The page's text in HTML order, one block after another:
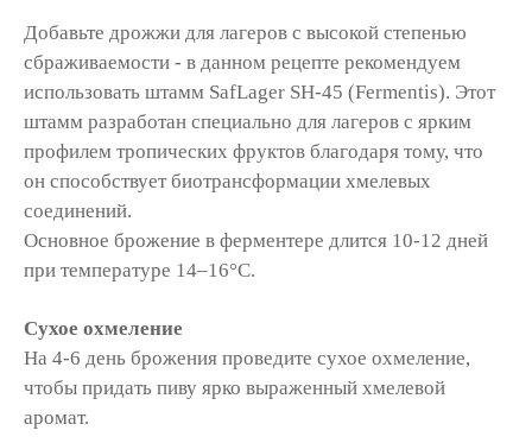
Добавьте дрожжи для лагеров с высокой степенью
сбраживаемости - в данном рецепте рекомендуем
использовать штамм SafLager SH-45 (Fermentis). Этот
штамм разработан специально для лагеров с ярким
профилем тропических фруктов благодаря тому, что
он способствует биотрансформации хмелевых
соединений.
Основное брожение в ферментере длится 10-12 дней
при температуре 14–16°C.
Сухое охмеление
На 4-6 день брожения проведите сухое охмеление,
чтобы придать пиву ярко выраженный хмелевой
аромат.